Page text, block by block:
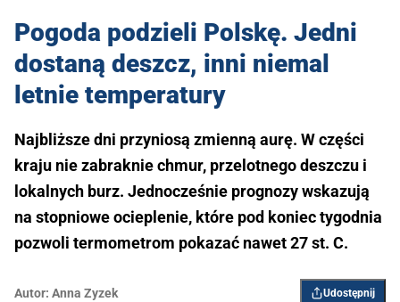
Pogoda podzieli Polskę. Jedni
dostaną deszcz, inni niemal
letnie temperatury
Najbliższe dni przyniosą zmienną aurę. W części
kraju nie zabraknie chmur, przelotnego deszczu i
lokalnych burz. Jednocześnie prognozy wskazują
na stopniowe ocieplenie, które pod koniec tygodnia
pozwoli termometrom pokazać nawet 27 st. C.
Autor: Anna Zyzek Udostępnij